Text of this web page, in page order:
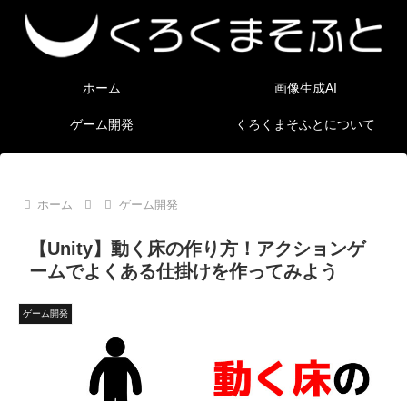
ホーム 画像生成AI
ゲーム開発 くろくまそふとについて
ホーム ゲーム開発
【Unity】動く床の作り方！アクションゲ
ームでよくある仕掛けを作ってみよう
ゲーム開発